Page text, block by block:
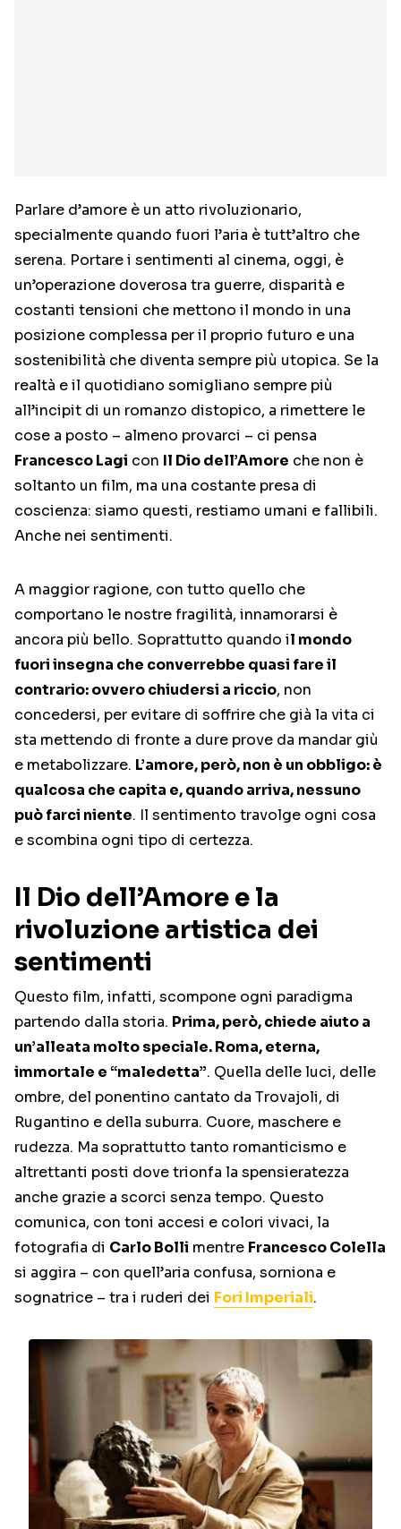
Parlare d’amore è un atto rivoluzionario,
specialmente quando fuori l’aria è tutt’altro che
serena. Portare i sentimenti al cinema, oggi, è
un’operazione doverosa tra guerre, disparità e
costanti tensioni che mettono il mondo in una
posizione complessa per il proprio futuro e una
sostenibilità che diventa sempre più utopica. Se la
realtà e il quotidiano somigliano sempre più
all’incipit di un romanzo distopico, a rimettere le
cose a posto – almeno provarci – ci pensa
Francesco Lagi con Il Dio dell’Amore che non è
soltanto un film, ma una costante presa di
coscienza: siamo questi, restiamo umani e fallibili.
Anche nei sentimenti.
A maggior ragione, con tutto quello che
comportano le nostre fragilità, innamorarsi è
ancora più bello. Soprattutto quando il mondo
fuori insegna che converrebbe quasi fare il
contrario: ovvero chiudersi a riccio, non
concedersi, per evitare di soffrire che già la vita ci
sta mettendo di fronte a dure prove da mandar giù
e metabolizzare. L’amore, però, non è un obbligo: è
qualcosa che capita e, quando arriva, nessuno
può farci niente. Il sentimento travolge ogni cosa
e scombina ogni tipo di certezza.
Il Dio dell’Amore e la
rivoluzione artistica dei
sentimenti
Questo film, infatti, scompone ogni paradigma
partendo dalla storia. Prima, però, chiede aiuto a
un’alleata molto speciale. Roma, eterna,
immortale e “maledetta”. Quella delle luci, delle
ombre, del ponentino cantato da Trovajoli, di
Rugantino e della suburra. Cuore, maschere e
rudezza. Ma soprattutto tanto romanticismo e
altrettanti posti dove trionfa la spensieratezza
anche grazie a scorci senza tempo. Questo
comunica, con toni accesi e colori vivaci, la
fotografia di Carlo Bolli mentre Francesco Colella
si aggira – con quell’aria confusa, sorniona e
sognatrice – tra i ruderi dei Fori Imperiali.